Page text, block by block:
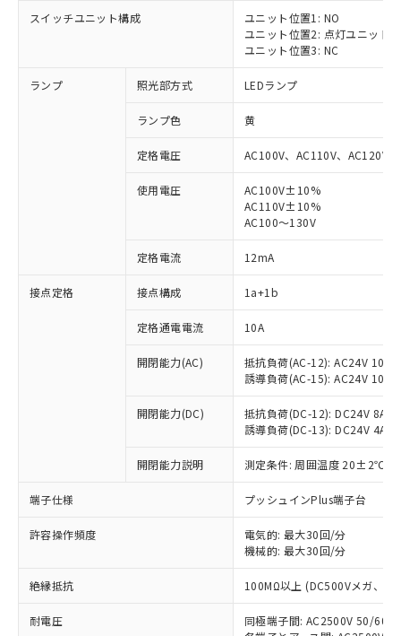
スイッチユニット構成
ユニット位置1: NO
ユニット位置2: 点灯ユニット
ユニット位置3: NC
ランプ 照光部方式 LEDランプ
ランプ色 黄
定格電圧 AC100V、AC110V、AC120V
使用電圧
AC100V±10%
AC110V±10%
AC100～130V
定格電流 12mA
接点定格 接点構成 1a+1b
定格通電電流 10A
開閉能力(AC)
抵抗負荷(AC-12): AC24V 10A/
誘導負荷(AC-15): AC24V
開閉能力(DC)
抵抗負荷(DC-12): DC24V 8A/
誘導負荷(DC-13): DC24V 4A/
開閉能力説明 測定条件: 周囲温度 20±2℃、
端子仕様 プッシュインPlus端子台
許容操作頻度
電気的: 最大30回/分
機械的: 最大30回/分
絶縁抵抗 100MΩ以上 (DC500Vメガ、点
耐電圧
同極端子間: AC2500V 50/
ご利用条件
以下の条件をお読みいただき、同意のうえ
本サービスは、当社制御機器事業取扱
商品の当社在庫状況および標準価格
(税抜)を提供させていただくもので
当社制御機器事業取扱商品の中には、
本サービスの対象外となる商品もある
ことをご了承ください。
※1 対応状況
対応済み：EU RoHS指令（10物質）の
非含有に対応した製品が提供可能な商品で
対応予定：EU RoHS指令（10物質）の非含
有に対応した製品に切り替える予定のある
対応予定なし：EU RoHS指令（10物質）の
非含有に非対応の商品で、対応品を出す予
調査・確認中：EU RoHS指令（10物質）の
非含有の対応状況を調査中または確認中の
商品です。
非該当品：ライセンス料など無形物で、有
害物質有無と関係のない商品です。
仕入先様の事情により、非含有部品として
いたものが、含有品と判明した場合などや
「○」：最大均質材料含有率が中国RoHSの
「×」：最大均質材料含有率が中国RoHSの
基準値を超えていることを示します。
当社は、これら貴社製品のうち、外国